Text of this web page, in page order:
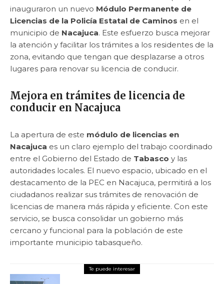
inauguraron un nuevo Módulo Permanente de
Licencias de la Policía Estatal de Caminos en el
municipio de Nacajuca. Este esfuerzo busca mejorar
la atención y facilitar los trámites a los residentes de la
zona, evitando que tengan que desplazarse a otros
lugares para renovar su licencia de conducir.
Mejora en trámites de licencia de
conducir en Nacajuca
La apertura de este módulo de licencias en
Nacajuca es un claro ejemplo del trabajo coordinado
entre el Gobierno del Estado de Tabasco y las
autoridades locales. El nuevo espacio, ubicado en el
destacamento de la PEC en Nacajuca, permitirá a los
ciudadanos realizar sus trámites de renovación de
licencias de manera más rápida y eficiente. Con este
servicio, se busca consolidar un gobierno más
cercano y funcional para la población de este
importante municipio tabasqueño.